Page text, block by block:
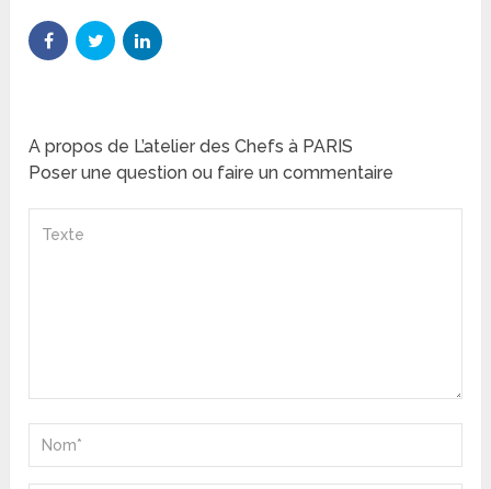
A propos de L’atelier des Chefs à PARIS
Poser une question ou faire un commentaire